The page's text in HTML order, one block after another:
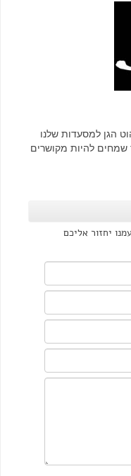
הגן למסעדות שלנו
שמחים להיות מקושרים
יחזור אליכם